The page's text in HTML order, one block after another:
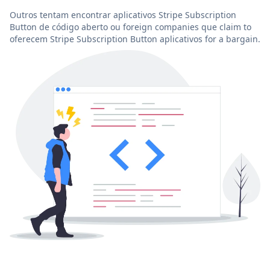
Outros tentam encontrar aplicativos Stripe Subscription
Button de código aberto ou foreign companies que claim to
oferecem Stripe Subscription Button aplicativos for a bargain.